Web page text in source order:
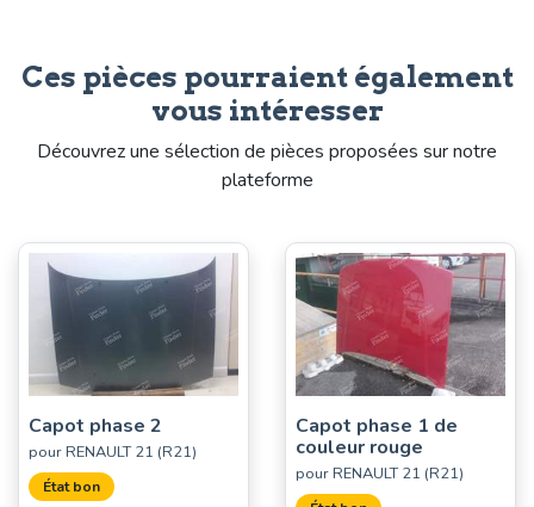
Ces pièces pourraient également
vous intéresser
Découvrez une sélection de pièces proposées sur notre
plateforme
Capot phase 2
pour RENAULT 21 (R21)
État bon
Capot phase 1 de
couleur rouge
pour RENAULT 21 (R21)